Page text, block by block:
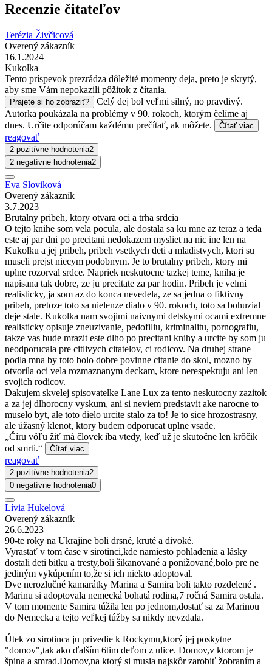
Recenzie čitateľov
Terézia Živčicová
Overený zákazník
16.1.2024
Kukolka
Tento príspevok prezrádza dôležité momenty deja, preto je skrytý,
aby sme Vám nepokazili pôžitok z čítania.
Prajete si ho zobraziť?
Celý dej bol veľmi silný, no pravdivý.
Autorka poukázala na problémy v 90. rokoch, ktorým čelíme aj
dnes. Určite odporúčam každému prečítať, ak môžete.
Čítať viac
reagovať
2 pozitívne hodnotenia2
2 negatívne hodnotenia2
Eva Sloviková
Overený zákazník
3.7.2023
Brutalny pribeh, ktory otvara oci a trha srdcia
O tejto knihe som vela pocula, ale dostala sa ku mne az teraz a teda
este aj par dni po precitani nedokazem mysliet na nic ine len na
Kukolku a jej pribeh, pribeh vsetkych deti a mladistvych, ktori su
museli prejst niecym podobnym. Je to brutalny pribeh, ktory mi
uplne rozorval srdce. Napriek neskutocne tazkej teme, kniha je
napisana tak dobre, ze ju precitate za par hodin. Pribeh je velmi
realisticky, ja som az do konca nevedela, ze sa jedna o fiktivny
pribeh, pretoze toto sa nielenze dialo v 90. rokoch, toto sa bohuzial
deje stale. Kukolka nam svojimi naivnymi detskymi ocami extremne
realisticky opisuje zneuzivanie, pedofiliu, kriminalitu, pornografiu,
takze vas bude mrazit este dlho po precitani knihy a urcite by som ju
neodporucala pre citlivych citatelov, ci rodicov. Na druhej strane
podla mna by toto bolo dobre povinne citanie do skol, mozno by
otvorila oci vela rozmaznanym deckam, ktore nerespektuju ani len
svojich rodicov.
Dakujem skvelej spisovatelke Lane Lux za tento neskutocny zazitok
a za jej dlhorocny vyskum, ani si neviem predstavit ake narocne to
muselo byt, ale toto dielo urcite stalo za to! Je to sice hrozostrasny,
ale úžasný klenot, ktory budem odporucat uplne vsade.
„Číru vôľu žiť má človek iba vtedy, keď už je skutočne len krôčik
od smrti.“
Čítať viac
reagovať
2 pozitívne hodnotenia2
0 negatívne hodnotenia0
Lívia Hukelová
Overený zákazník
26.6.2023
90-te roky na Ukrajine boli drsné, kruté a divoké.
Vyrastať v tom čase v sirotinci,kde namiesto pohladenia a lásky
dostali deti bitku a tresty,boli šikanované a ponižované,bolo pre ne
jediným vykúpením to,že si ich niekto adoptoval.
Dve nerozlučné kamarátky Marina a Samira boli takto rozdelené .
Marinu si adoptovala nemecká bohatá rodina,7 ročná Samira ostala.
V tom momente Samira túžila len po jednom,dostať sa za Marinou
do Nemecka a tejto veľkej túžby sa nikdy nevzdala.
Útek zo sirotinca ju privedie k Rockymu,ktorý jej poskytne
"domov",tak ako ďalším 6tim deťom z ulice. Domov,v ktorom je
špina a smrad.Domov,na ktorý si musia najskôr zarobiť žobraním a